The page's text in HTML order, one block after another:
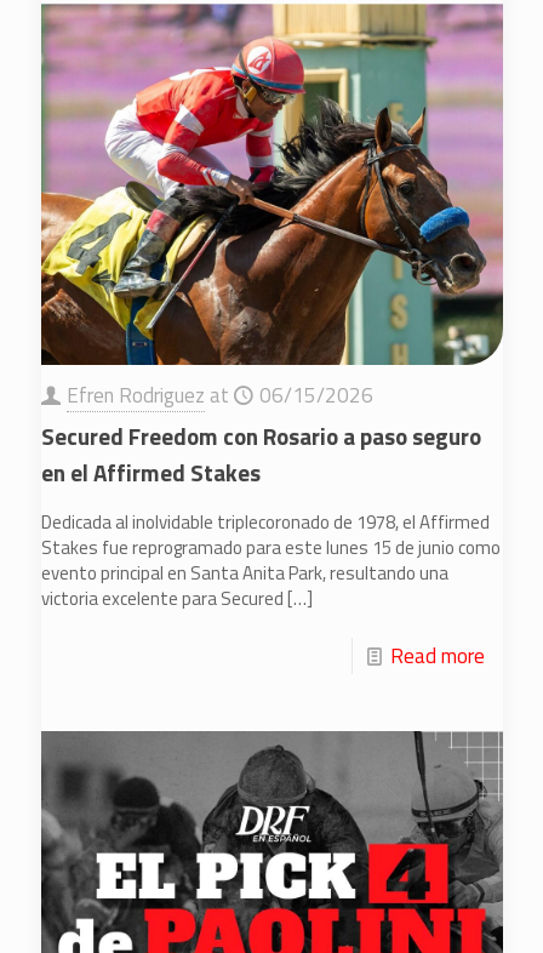
Efren Rodriguez at 06/15/2026
Secured Freedom con Rosario a paso seguro
en el Affirmed Stakes
Dedicada al inolvidable triplecoronado de 1978, el Affirmed
Stakes fue reprogramado para este lunes 15 de junio como
evento principal en Santa Anita Park, resultando una
victoria excelente para Secured[…]
Read more